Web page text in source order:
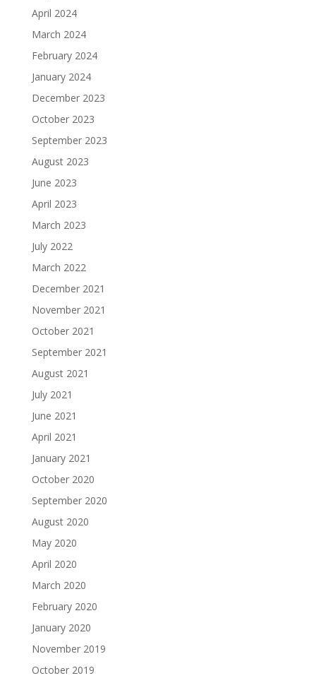
April 2024
March 2024
February 2024
January 2024
December 2023
October 2023
September 2023
August 2023
June 2023
April 2023
March 2023
July 2022
March 2022
December 2021
November 2021
October 2021
September 2021
August 2021
July 2021
June 2021
April 2021
January 2021
October 2020
September 2020
August 2020
May 2020
April 2020
March 2020
February 2020
January 2020
November 2019
October 2019